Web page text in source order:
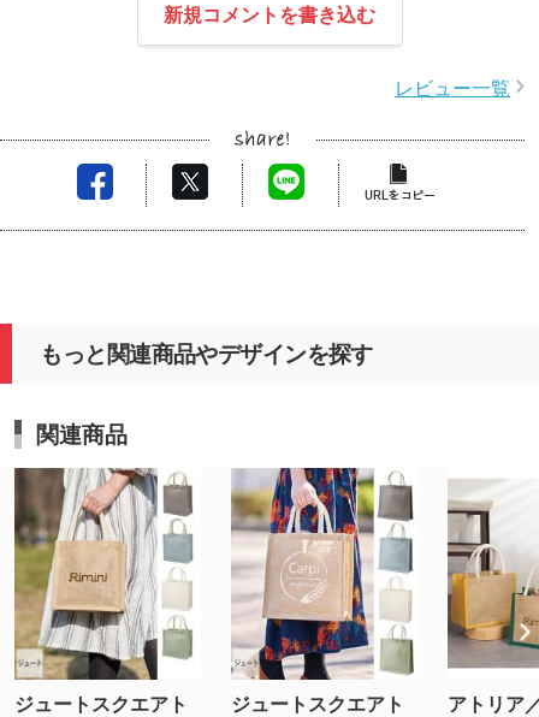
新規コメントを書き込む
レビュー一覧
もっと関連商品やデザインを探す
関連商品
ジュートスクエアト
ジュートスクエアト
アトリア